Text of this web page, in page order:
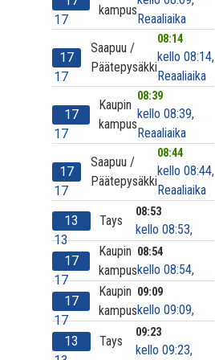
17
kampus
Reaaliaika
17
17
Saapuu /
Päätepysäkki
08:14
kello 08:14,
Reaaliaika
17
17
Kaupin
kampus
08:39
kello 08:39,
Reaaliaika
17
17
Saapuu /
Päätepysäkki
08:44
kello 08:44,
Reaaliaika
13
13
Tays
08:53
kello 08:53,
17
17
Kaupin
kampus
08:54
kello 08:54,
17
17
Kaupin
kampus
09:09
kello 09:09,
13
Tays
09:23
kello 09:23,